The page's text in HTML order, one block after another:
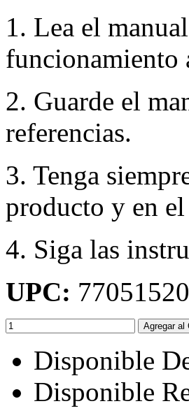
1. Lea el
funcionamiento
2. Guarde el
referencias.
3. Tenga
producto y en
4. Siga las
UPC:
Agregar al
Disponible
Disponible